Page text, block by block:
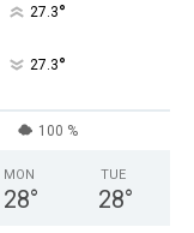
27.3°
27.3°
100 %
MON
28°
TUE
28°